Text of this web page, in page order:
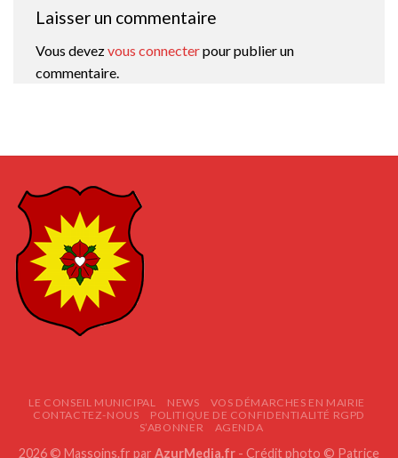
Laisser un commentaire
Vous devezvous connecterpour publier un
commentaire.
LE CONSEIL MUNICIPAL NEWS
VOS DÉMARCHES EN MAIRIE
CONTACTEZ-NOUS
POLITIQUE DE CONFIDENTIALITÉ RGPD
S’ABONNER
AGENDA
2026 © Massoins.fr par AzurMedia.fr - Crédit photo © Patrice